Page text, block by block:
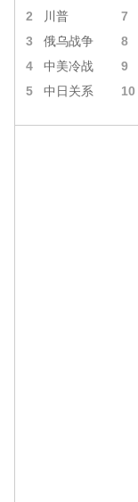
2 川普 7
3 俄乌战争 8
4 中美冷战 9
5 中日关系 10